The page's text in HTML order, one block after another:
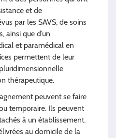
et de
par les SAVS, de soins
ainsi que d’un
et paramédical en
permettent de leur
thérapeutique.
peuvent se faire
temporaire. Ils peuvent
à un établissement.
au domicile de la